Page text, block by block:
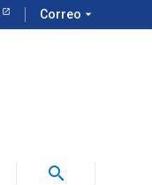
Correo arrow_drop_down
search